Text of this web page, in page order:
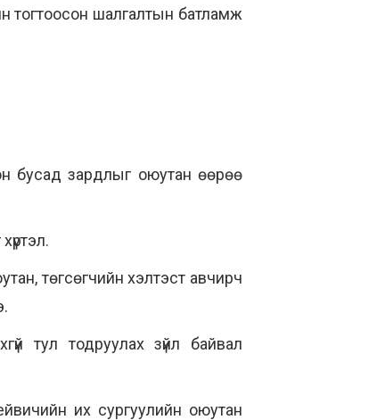
тогтоосон шалгалтын батламж
бусад зардлыг оюутан өөрөө
төгсөгчийн хэлтэст авчирч
тул тодруулах зүйл байвал
их сургуулийн оюутан